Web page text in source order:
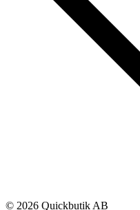
© 2026 Quickbutik AB